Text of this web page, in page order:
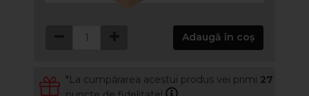
Adaugă în coș
*La cumpărarea acestui produs vei primi 27